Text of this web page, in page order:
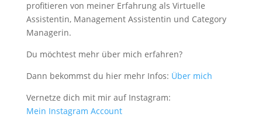
profitieren von meiner Erfahrung als Virtuelle
Assistentin, Management Assistentin und Category
Managerin.
Du möchtest mehr über mich erfahren?
Dann bekommst du hier mehr Infos: Über mich
Vernetze dich mit mir auf Instagram:
Mein Instagram Account